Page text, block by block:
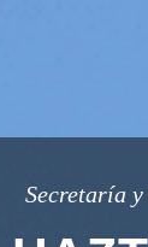
Secretaría